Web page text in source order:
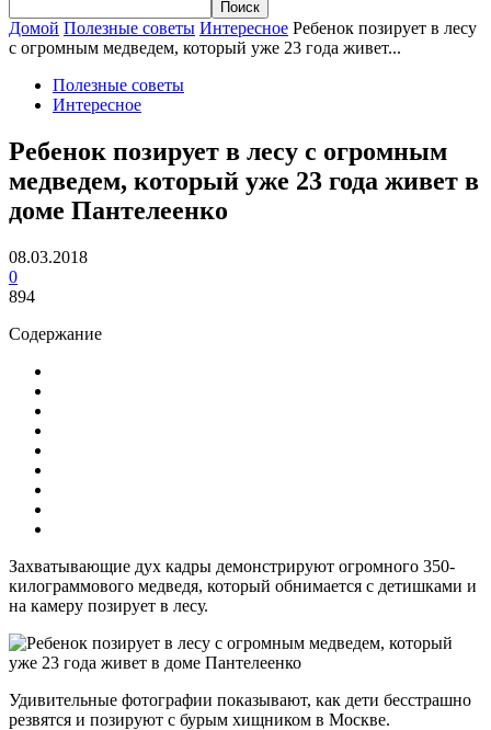
Домой Полезные советы Интересное Ребенок позирует в лесу
с огромным медведем, который уже 23 года живет...
Полезные советы
Интересное
Ребенок позирует в лесу с огромным
медведем, который уже 23 года живет в
доме Пантелеенко
08.03.2018
0
894
Содержание
Захватывающие дух кадры демонстрируют огромного 350-
килограммового медведя, который обнимается с детишками и
на камеру позирует в лесу.
Удивительные фотографии показывают, как дети бесстрашно
резвятся и позируют с бурым хищником в Москве.